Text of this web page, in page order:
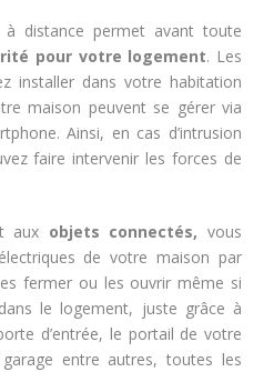
distance permet avant toute
pour votre logement. Les
installer dans votre habitation
maison peuvent se gérer via
Ainsi, en cas d’intrusion
faire intervenir les forces de
aux objets connectés, vous
de votre maison par
fermer ou les ouvrir même si
le logement, juste grâce à
d’entrée, le portail de votre
entre autres, toutes les